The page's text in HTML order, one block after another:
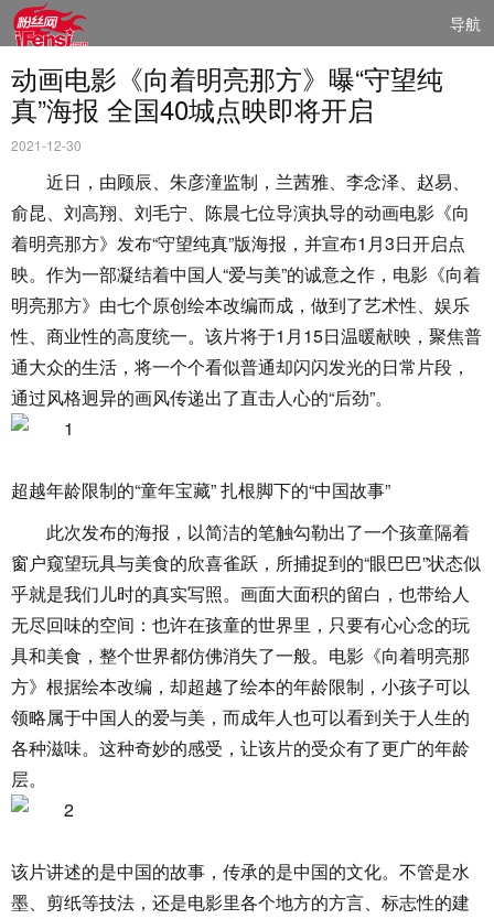
导航
动画电影《向着明亮那方》曝“守望纯
真”海报 全国40城点映即将开启
2021-12-30
近日，由顾辰、朱彦潼监制，兰茜雅、李念泽、赵易、
俞昆、刘高翔、刘毛宁、陈晨七位导演执导的动画电影《向
着明亮那方》发布“守望纯真”版海报，并宣布1月3日开启点
映。作为一部凝结着中国人“爱与美”的诚意之作，电影《向着
明亮那方》由七个原创绘本改编而成，做到了艺术性、娱乐
性、商业性的高度统一。该片将于1月15日温暖献映，聚焦普
通大众的生活，将一个个看似普通却闪闪发光的日常片段，
通过风格迥异的画风传递出了直击人心的“后劲”。
超越年龄限制的“童年宝藏” 扎根脚下的“中国故事”
此次发布的海报，以简洁的笔触勾勒出了一个孩童隔着
窗户窥望玩具与美食的欣喜雀跃，所捕捉到的“眼巴巴”状态似
乎就是我们儿时的真实写照。画面大面积的留白，也带给人
无尽回味的空间：也许在孩童的世界里，只要有心心念的玩
具和美食，整个世界都仿佛消失了一般。电影《向着明亮那
方》根据绘本改编，却超越了绘本的年龄限制，小孩子可以
领略属于中国人的爱与美，而成年人也可以看到关于人生的
各种滋味。这种奇妙的感受，让该片的受众有了更广的年龄
层。
该片讲述的是中国的故事，传承的是中国的文化。不管是水
墨、剪纸等技法，还是电影里各个地方的方言、标志性的建